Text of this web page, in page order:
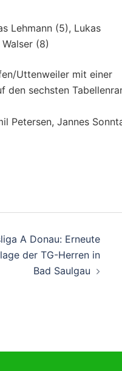
Lehmann (5), Lukas
(8)
Uttenweiler mit einer
den sechsten
Petersen, Jannes
A Donau: Erneute
der TG-Herren in
Bad Saulgau